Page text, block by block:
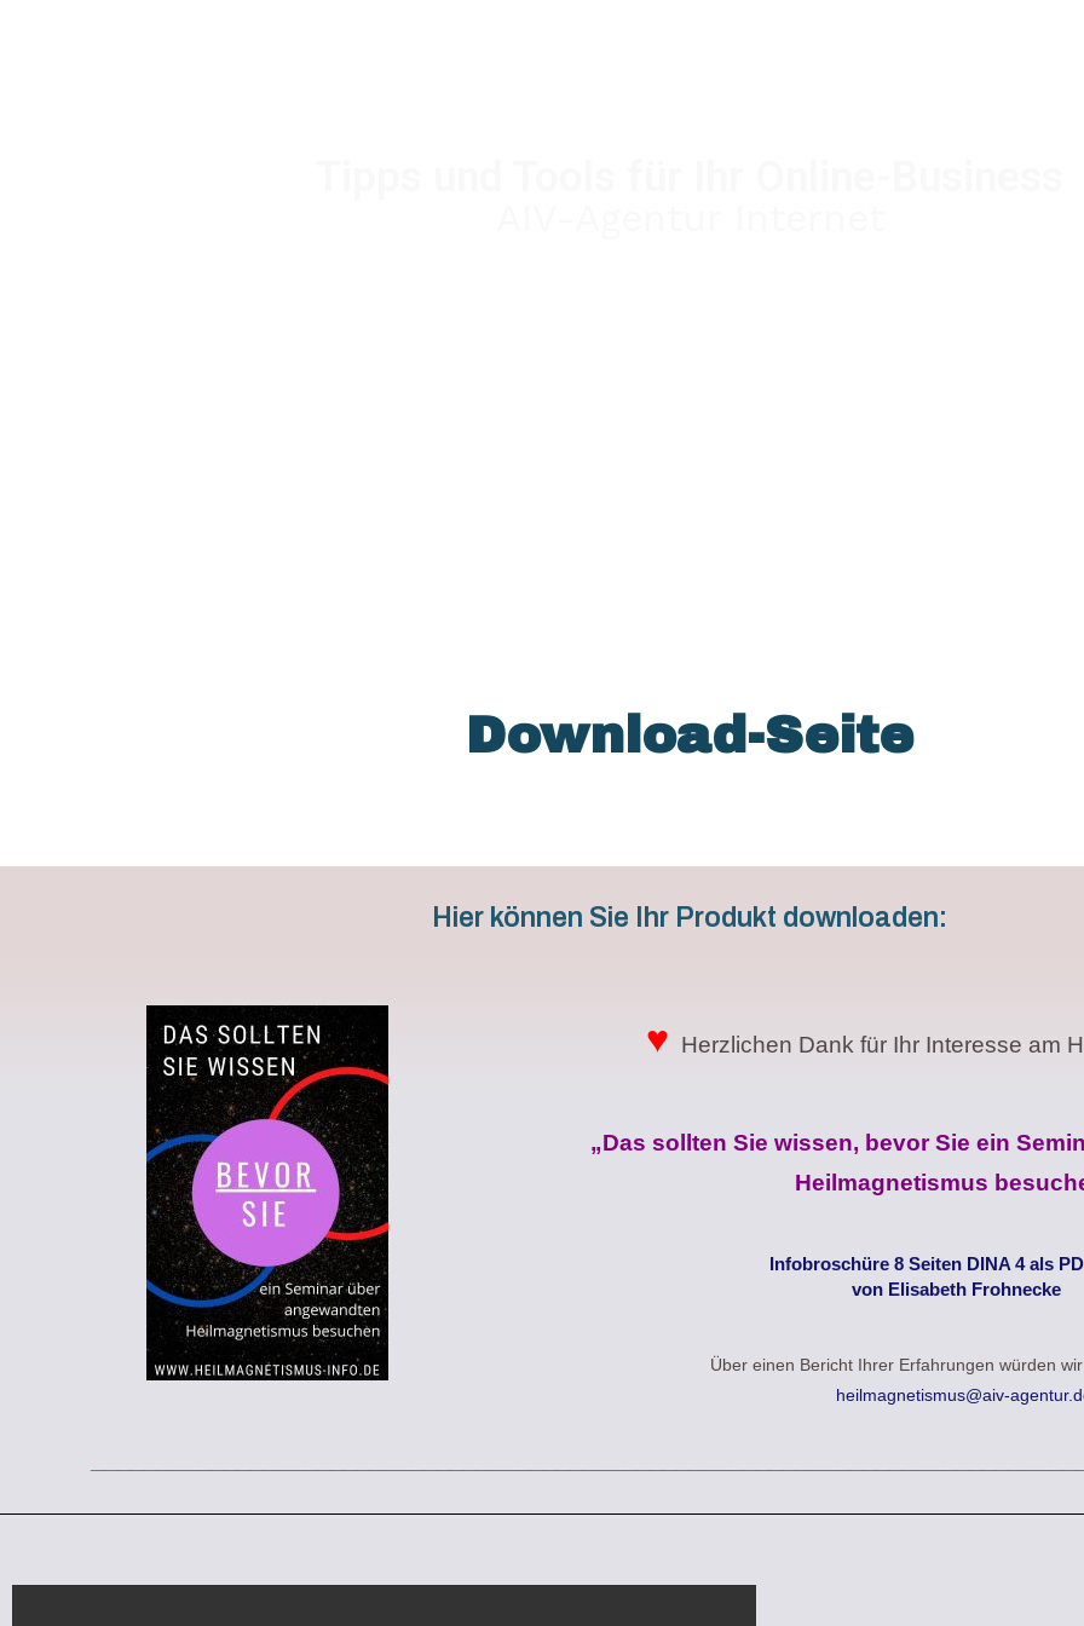
Download-Seite
Hier können Sie Ihr Produkt downloaden:
♥ Herzlichen Dank für Ihr Interesse am
„Das sollten Sie wissen, bevor Sie ein
Heilmagnetismus
Infobroschüre 8 Seiten DINA 4 als
von Elisabeth Frohnecke
Über einen Bericht Ihrer Erfahrungen würden
heilmagnetismus@aiv-